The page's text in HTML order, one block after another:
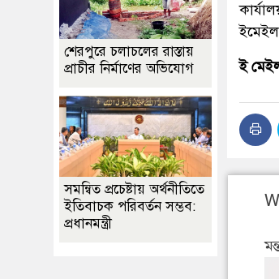
ই
শেরপুরে চলাচলের রাস্তায়
প্রাচীর নির্মাণের অভিযোগ
সমন্বিত প্রচেষ্টায় অর্থনীতিতে
ইতিবাচক পরিবর্তন সম্ভব:
প্রধানমন্ত্রী